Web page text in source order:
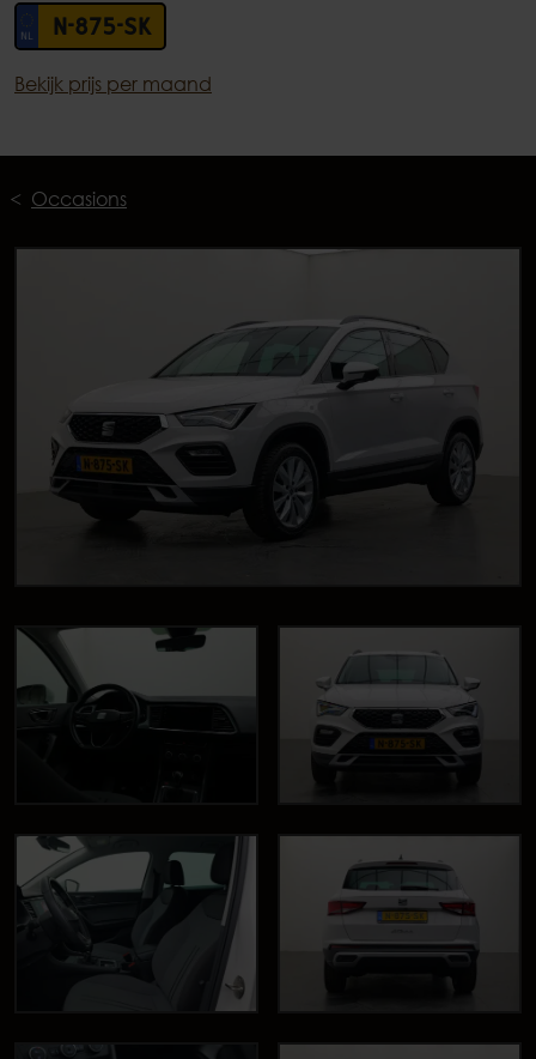
N-875-SK
Bekijk prijs per maand
Occasions